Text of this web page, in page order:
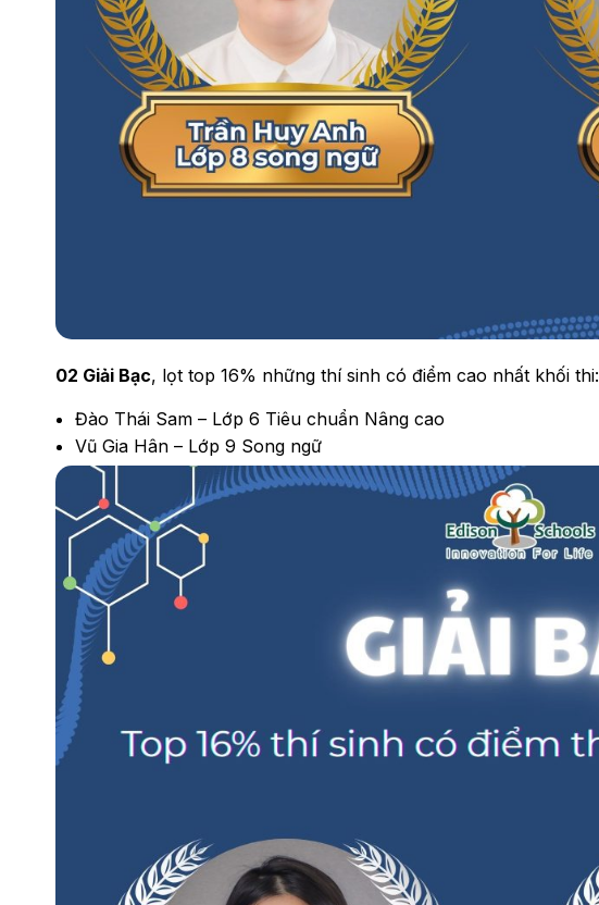
02 Giải Bạc, lọt top 16% những thí sinh có điểm cao nhất khối thi:
Đào Thái Sam – Lớp 6 Tiêu chuẩn Nâng cao
Vũ Gia Hân – Lớp 9 Song ngữ